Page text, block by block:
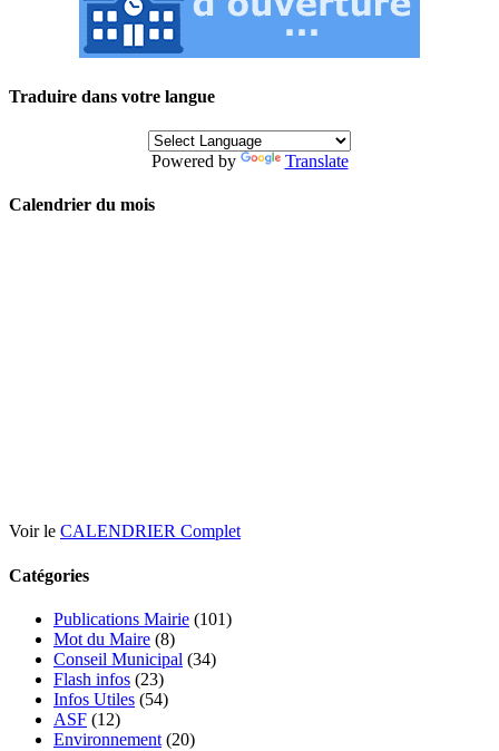
Traduire dans votre langue
Powered by Translate
Calendrier du mois
Voir le CALENDRIER Complet
Catégories
Publications Mairie (101)
Mot du Maire (8)
Conseil Municipal (34)
Flash infos (23)
Infos Utiles (54)
ASF (12)
Environnement (20)